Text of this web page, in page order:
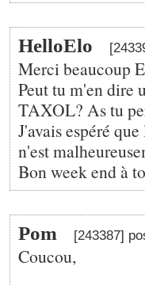
HelloElo
Merci beaucoup
Peut tu m'en dire
TAXOL? As tu
J'avais espéré
n'est
Bon week end à
Pom [243387]
Coucou,